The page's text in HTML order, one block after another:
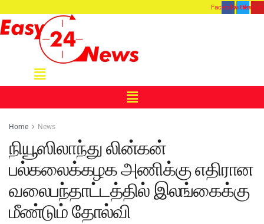
FacebookTwitter
Menu
Menu
Home News
நியூஸிலாந்து லின்கன்
பல்கலைக்கழக அணிக்கு எதிரான
வலைபந்தாட்டத்தில் இலங்கைக்கு
மீண்டும் தோல்வி